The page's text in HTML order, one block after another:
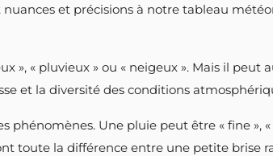
et précisions à notre tableau
», « pluvieux » ou « neigeux ». Mais il peut
et la diversité des conditions
phénomènes. Une pluie peut être « fine »,
toute la différence entre une petite